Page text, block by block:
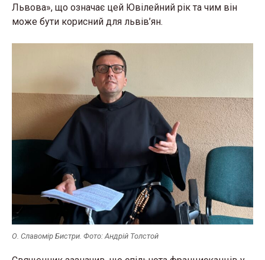
Львова», що означає цей Ювілейний рік та чим він
може бути корисний для львів’ян.
О. Славомір Бистри. Фото: Андрій Толстой